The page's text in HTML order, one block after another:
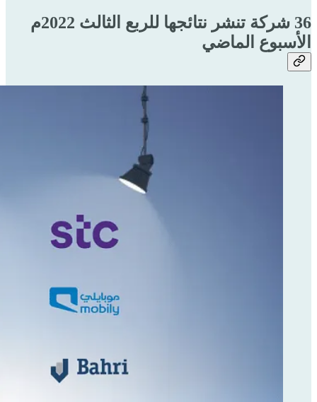
36 شركة تنشر نتائجها للربع الثالث 2022م
الأسبوع الماضي